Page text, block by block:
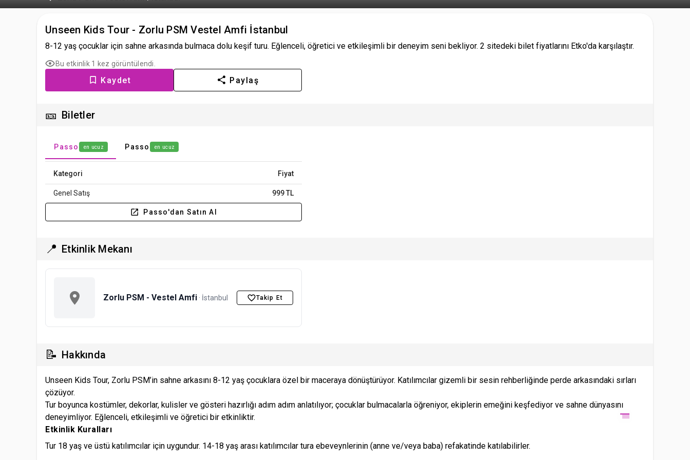
Unseen Kids Tour - Zorlu PSM Vestel Amfi İstanbul
8-12 yaş çocuklar için sahne arkasında bulmaca dolu keşif turu. Eğlenceli, öğretici ve etkileşimli bir deneyim seni bekliyor. 2 sitedeki bilet fiyatlarını Etko'da karşılaştır.
Bu etkinlik 1 kez görüntülendi.
Kaydet Paylaş
🎫 Biletler
Passo en ucuz Passo en ucuz
Kategori Fiyat
Genel Satış 999 TL
Passo'dan Satın Al
📍 Etkinlik Mekanı
Zorlu PSM - Vestel Amfi · İstanbul Takip Et
📝 Hakkında
Unseen Kids Tour, Zorlu PSM’in sahne arkasını 8-12 yaş çocuklara özel bir maceraya dönüştürüyor. Katılımcılar gizemli bir sesin rehberliğinde perde arkasındaki sırları
çözüyor.
Tur boyunca kostümler, dekorlar, kulisler ve gösteri hazırlığı adım adım anlatılıyor; çocuklar bulmacalarla öğreniyor, ekiplerin emeğini keşfediyor ve sahne dünyasını
deneyimliyor. Eğlenceli, etkileşimli ve öğretici bir etkinliktir.
Etkinlik Kuralları
Tur 18 yaş ve üstü katılımcılar için uygundur. 14-18 yaş arası katılımcılar tura ebeveynlerinin (anne ve/veya baba) refakatinde katılabilirler.